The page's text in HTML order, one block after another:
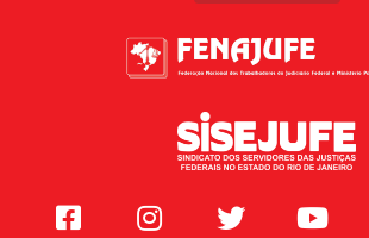
Facebook Instagram Twitter